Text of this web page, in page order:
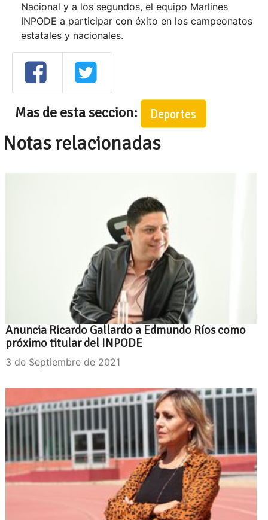
Nacional y a los segundos, el equipo Marlines
INPODE a participar con éxito en los campeonatos
estatales y nacionales.
Mas de esta seccion: Deportes
Notas relacionadas
Anuncia Ricardo Gallardo a Edmundo Ríos como
próximo titular del INPODE
3 de Septiembre de 2021